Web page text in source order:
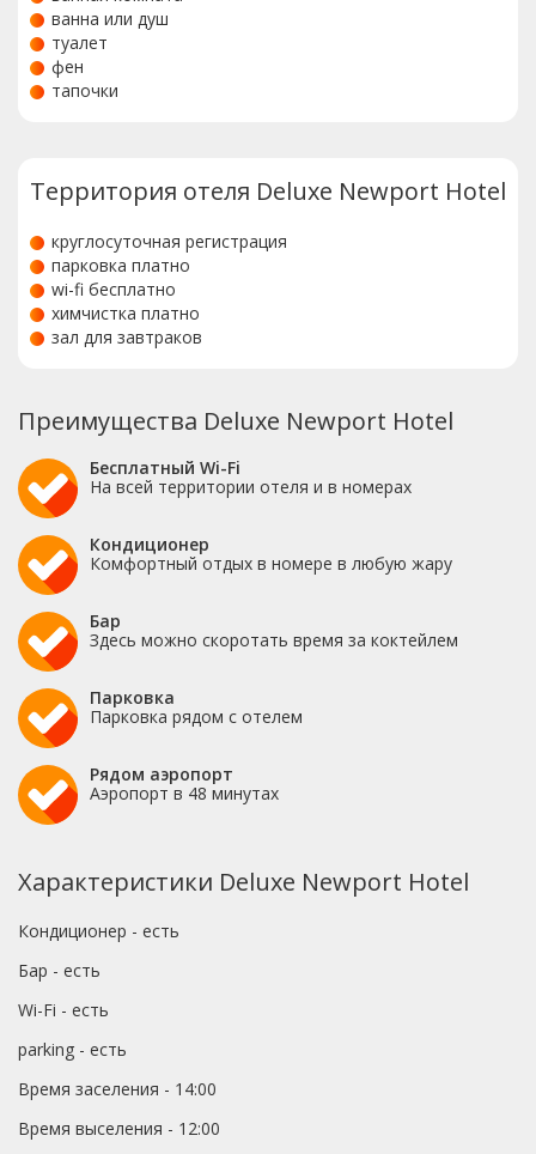
ванна или душ
туалет
фен
тапочки
Территория отеля Deluxe Newport Hotel
круглосуточная регистрация
парковка платно
wi-fi бесплатно
химчистка платно
зал для завтраков
Преимущества Deluxe Newport Hotel
Бесплатный Wi-Fi
На всей территории отеля и в номерах
Кондиционер
Комфортный отдых в номере в любую жару
Бар
Здесь можно скоротать время за коктейлем
Парковка
Парковка рядом с отелем
Рядом аэропорт
Аэропорт в 48 минутах
Характеристики Deluxe Newport Hotel
Кондиционер - есть
Бар - есть
Wi-Fi - есть
parking - есть
Время заселения - 14:00
Время выселения - 12:00